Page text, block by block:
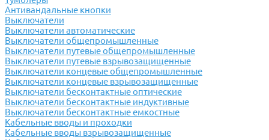
Антивандальные кнопки
Выключатели
Выключатели автоматические
Выключатели общепромышленные
Выключатели путевые общепромышленные
Выключатели путевые взрывозащищенные
Выключатели концевые общепромышленные
Выключатели концевые взрывозащищенные
Выключатели бесконтактные оптические
Выключатели бесконтактные индуктивные
Выключатели бесконтактные емкостные
Кабельные вводы и проходки
Кабельные вводы взрывозащищенные